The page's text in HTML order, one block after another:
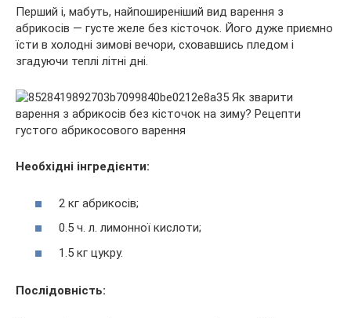
Перший і, мабуть, найпоширеніший вид варення з
абрикосів — густе желе без кісточок. Його дуже приємно
їсти в холодні зимові вечори, сховавшись пледом і
згадуючи теплі літні дні.
Необхідні інгредієнти:
2 кг абрикосів;
0.5 ч. л. лимонної кислоти;
1.5 кг цукру.
Послідовність: